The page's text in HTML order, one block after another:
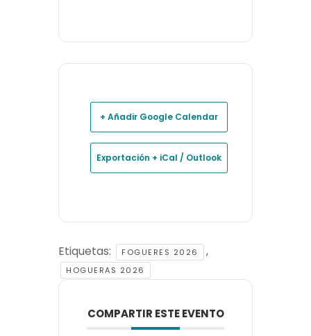
+ Añadir Google Calendar
Exportación + iCal / Outlook
Etiquetas: FOGUERES 2026 ,
HOGUERAS 2026
COMPARTIR ESTE EVENTO